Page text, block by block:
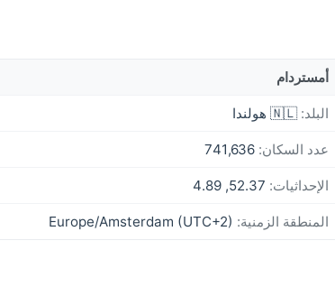
أمستردام
البلد: 🇳🇱 هولندا
عدد السكان:
الإحداثيات:
المنطقة الزمنية: